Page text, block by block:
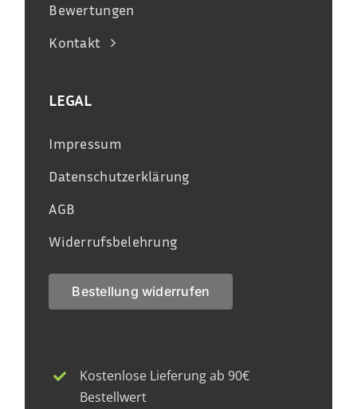
Bewertungen
Kontakt
LEGAL
Impressum
Datenschutzerklärung
AGB
Widerrufsbelehrung
Bestellung widerrufen
Kostenlose Lieferung ab 90€
Bestellwert